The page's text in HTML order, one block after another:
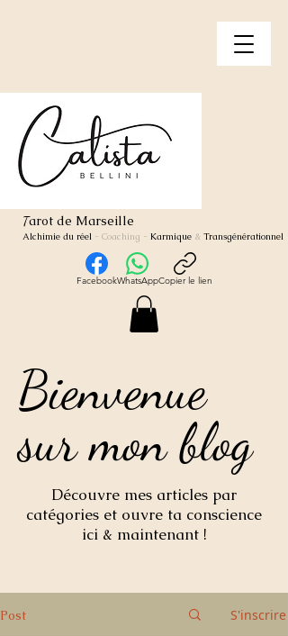
Tarot de Marseille
Alchimie du réel - Coaching - Karmique & Transgénérationnel
FacebookWhatsAppCopier le lien
Bienvenue
sur mon blog
Bienvenue
sur mon blog
Découvre mes articles par
catégories et ouvre ta conscience
ici & maintenant !
Post S'inscrire